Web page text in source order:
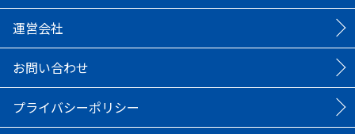
運営会社
お問い合わせ
プライバシーポリシー